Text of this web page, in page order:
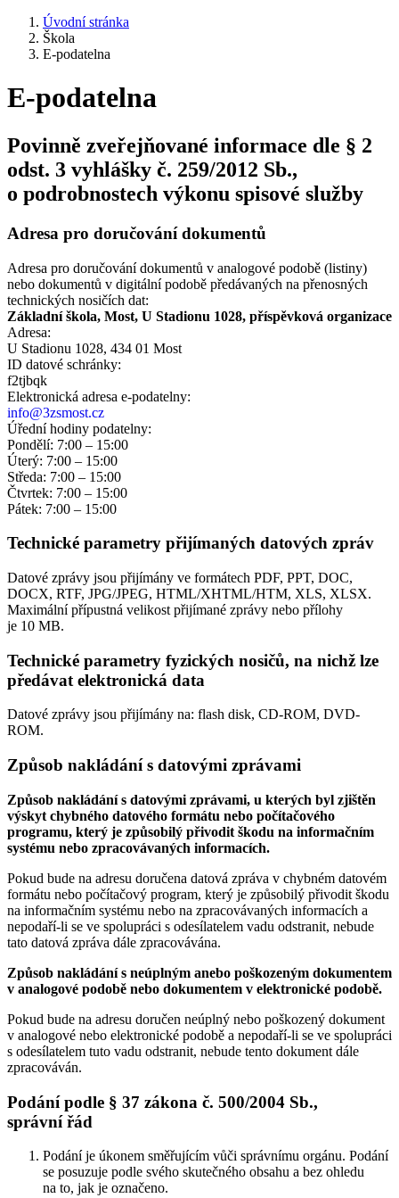
Úvodní stránka
Škola
E-podatelna
E-podatelna
Povinně zveřejňované informace dle § 2
odst. 3 vyhlášky č. 259/2012 Sb.,
o podrobnostech výkonu spisové služby
Adresa pro doručování dokumentů
Adresa pro doručování dokumentů v analogové podobě (listiny)
nebo dokumentů v digitální podobě předávaných na přenosných
technických nosičích dat:
Základní škola, Most, U Stadionu 1028, příspěvková organizace
Adresa:
U Stadionu 1028, 434 01 Most
ID datové schránky:
f2tjbqk
Elektronická adresa e‑podatelny:
info@3zsmost.cz
Úřední hodiny podatelny:
Pondělí: 7:00 – 15:00
Úterý: 7:00 – 15:00
Středa: 7:00 – 15:00
Čtvrtek: 7:00 – 15:00
Pátek: 7:00 – 15:00
Technické parametry přijímaných datových zpráv
Datové zprávy jsou přijímány ve formátech PDF, PPT, DOC,
DOCX, RTF, JPG/JPEG, HTML/XHTML/HTM, XLS, XLSX.
Maximální přípustná velikost přijímané zprávy nebo přílohy
je 10 MB.
Technické parametry fyzických nosičů, na nichž lze
předávat elektronická data
Datové zprávy jsou přijímány na: flash disk, CD-ROM, DVD-
ROM.
Způsob nakládání s datovými zprávami
Způsob nakládání s datovými zprávami, u kterých byl zjištěn
výskyt chybného datového formátu nebo počítačového
programu, který je způsobilý přivodit škodu na informačním
systému nebo zpracovávaných informacích.
Pokud bude na adresu doručena datová zpráva v chybném datovém
formátu nebo počítačový program, který je způsobilý přivodit škodu
na informačním systému nebo na zpracovávaných informacích a
nepodaří-li se ve spolupráci s odesílatelem vadu odstranit, nebude
tato datová zpráva dále zpracovávána.
Způsob nakládání s neúplným anebo poškozeným dokumentem
v analogové podobě nebo dokumentem v elektronické podobě.
Pokud bude na adresu doručen neúplný nebo poškozený dokument
v analogové nebo elektronické podobě a nepodaří-li se ve spolupráci
s odesílatelem tuto vadu odstranit, nebude tento dokument dále
zpracováván.
Podání podle § 37 zákona č. 500/2004 Sb.,
správní řád
Podání je úkonem směřujícím vůči správnímu orgánu. Podání
se posuzuje podle svého skutečného obsahu a bez ohledu
na to, jak je označeno.